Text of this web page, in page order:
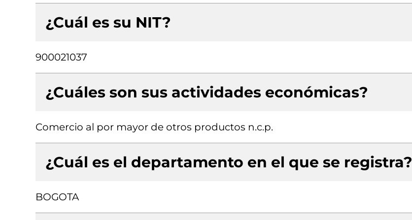
¿Cuál es su NIT?
900021037
¿Cuáles son sus actividades económicas?
Comercio al por mayor de otros productos n.c.p.
¿Cuál es el departamento en el que se registra?
BOGOTA